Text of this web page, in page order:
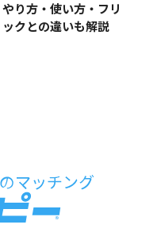
やり方・使い方・フリ
ックとの違いも解説